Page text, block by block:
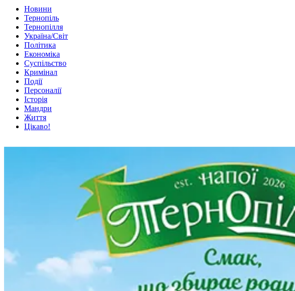
Новини
Тернопіль
Тернопілля
Україна/Світ
Політика
Економіка
Суспільство
Кримінал
Події
Персоналії
Історія
Мандри
Життя
Цікаво!